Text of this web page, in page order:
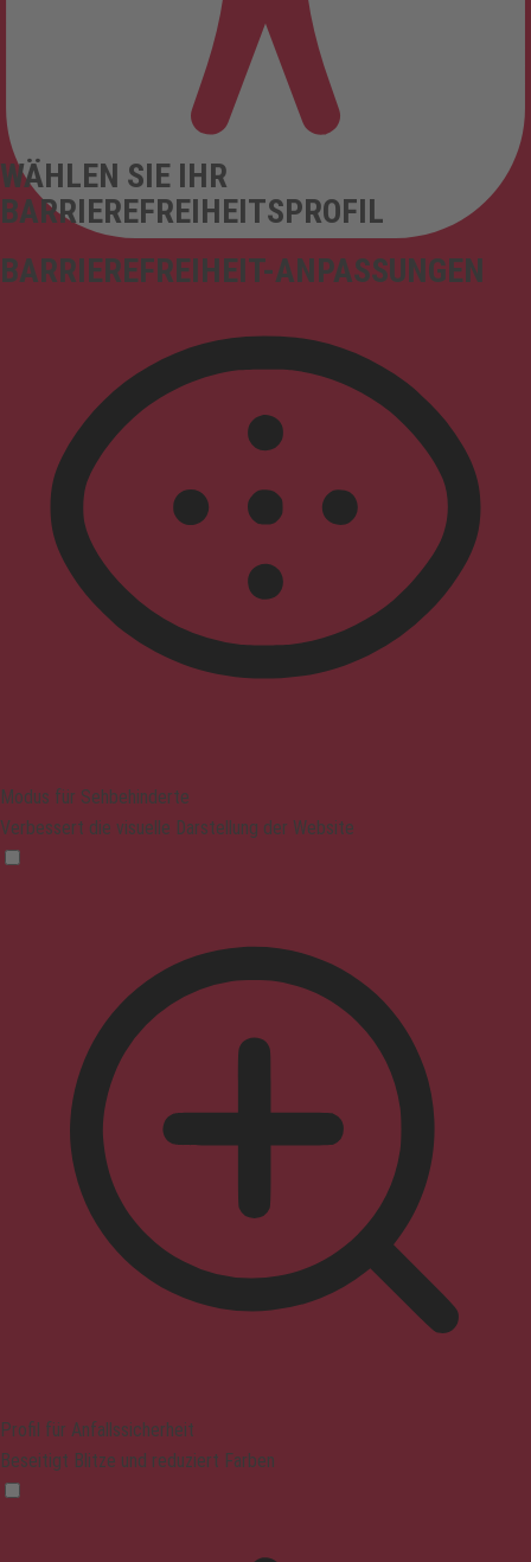
BARRIEREFREIHEIT-ANPASSUNGEN
WÄHLEN SIE IHR
BARRIEREFREIHEITSPROFIL
Modus für Sehbehinderte
Verbessert die visuelle Darstellung der Website
Profil für Anfallssicherheit
Beseitigt Blitze und reduziert Farben